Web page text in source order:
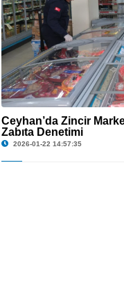
© Ceyhan’da Zincir
Ceyhan’da Zincir
Zabıta Denetimi
2026-01-22 14:57:35